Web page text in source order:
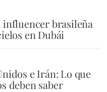
influencer brasileña
en Dubái
e Irán: Lo que
deben saber